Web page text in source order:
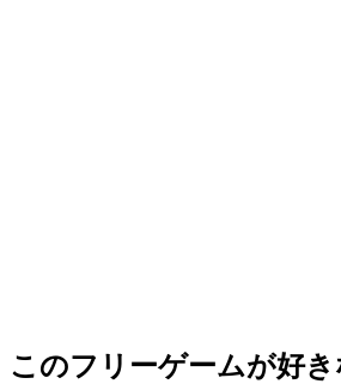
このフリーゲームが好